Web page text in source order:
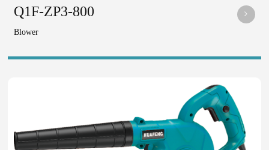
Q1F-ZP3-800
Blower